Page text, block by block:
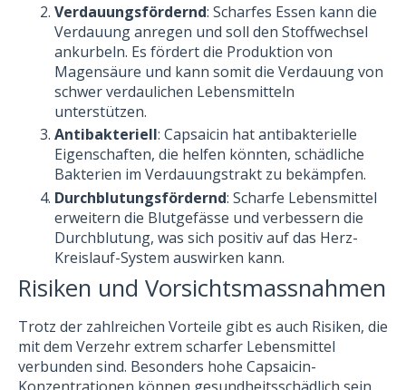
Verdauungsfördernd: Scharfes Essen kann die
Verdauung anregen und soll den Stoffwechsel
ankurbeln. Es fördert die Produktion von
Magensäure und kann somit die Verdauung von
schwer verdaulichen Lebensmitteln
unterstützen.
Antibakteriell: Capsaicin hat antibakterielle
Eigenschaften, die helfen könnten, schädliche
Bakterien im Verdauungstrakt zu bekämpfen.
Durchblutungsfördernd: Scharfe Lebensmittel
erweitern die Blutgefässe und verbessern die
Durchblutung, was sich positiv auf das Herz-
Kreislauf-System auswirken kann.
Risiken und Vorsichtsmassnahmen
Trotz der zahlreichen Vorteile gibt es auch Risiken, die
mit dem Verzehr extrem scharfer Lebensmittel
verbunden sind. Besonders hohe Capsaicin-
Konzentrationen können gesundheitsschädlich sein